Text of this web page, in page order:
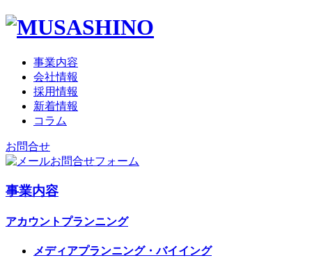
事業内容
会社情報
採用情報
新着情報
コラム
お問合せ
お問合せフォーム
事業内容
アカウントプランニング
メディアプランニング・バイイング